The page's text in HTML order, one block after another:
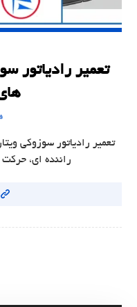
تعمیر رادیاتور
تعمیر رادیاتور سوزوکی
راننده ای،